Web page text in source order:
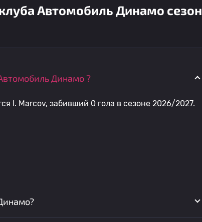
Автомобиль Динамо сезон
Динамо ?
I. Marcov, забивший 0 гола в сезоне 2026/2027.